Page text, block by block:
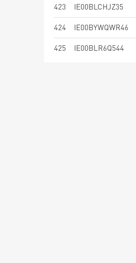
423 IE00BLCHJZ35
424 IE00BYWQWR46
425 IE00BLR6Q544